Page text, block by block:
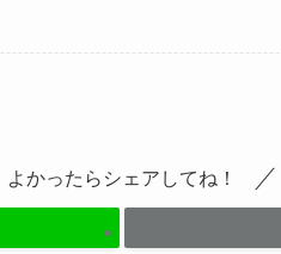
よかったらシェアしてね！